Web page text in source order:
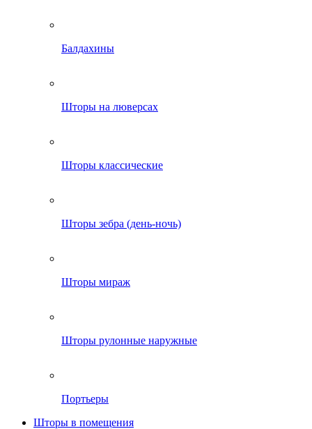
Балдахины
Шторы на люверсах
Шторы классические
Шторы зебра (день-ночь)
Шторы мираж
Шторы рулонные наружные
Портьеры
Шторы в помещения